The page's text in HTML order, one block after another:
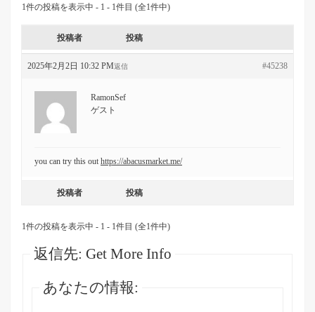
1件の投稿を表示中 - 1 - 1件目 (全1件中)
投稿者 投稿
2025年2月2日 10:32 PM #45238
返信
RamonSef
ゲスト
you can try this out https://abacusmarket.me/
投稿者 投稿
1件の投稿を表示中 - 1 - 1件目 (全1件中)
返信先: Get More Info
あなたの情報: